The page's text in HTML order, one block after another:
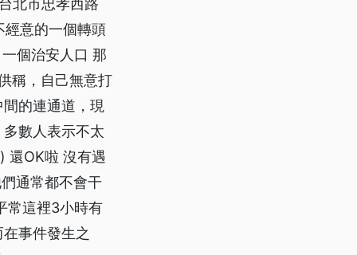
北市忠孝西路
意的一個轉頭
個治安人口 那
稱，自己無意打
的連通道，現
數人表示不太
還OK啦 沒有遇
通常都不會干
常這裡3小時有
事件發生之